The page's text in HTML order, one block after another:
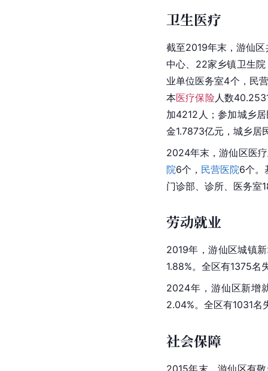
卫生医疗
截至2019年末，游仙
中心、22家乡镇卫生
业单位医务室4个，民
本医疗保险人数
加4212人；参加城乡
金1.7873亿元，城乡居
2024年末，游仙区医
院6个， 民营医院6个。
门诊部、诊所、医务室
劳动就业
2019年，游仙区城镇
1.88%。全区有1375名
2024年，游仙区新增
2.04%。全区有1031
社会保障
2015年末，游仙区有